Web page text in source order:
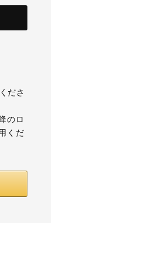
ださ
のロ
くだ